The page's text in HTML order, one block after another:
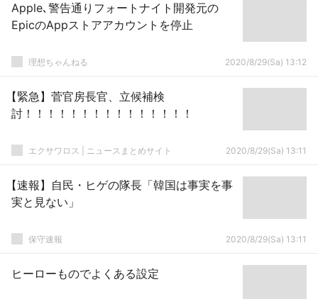
Apple､警告通りフォートナイト開発元の
EpicのAppストアアカウントを停止
理想ちゃんねる 2020/8/29(Sa) 13:12
【緊急】菅官房長官、立候補検
討！！！！！！！！！！！！！！！
エクサワロス | ニュースまとめサイト 2020/8/29(Sa) 13:11
【速報】自民・ヒゲの隊長「韓国は事実を事
実と見ない」
保守速報 2020/8/29(Sa) 13:11
ヒーローものでよくある設定